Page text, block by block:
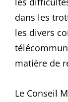
dans les
les divers
matière de
Le Conseil